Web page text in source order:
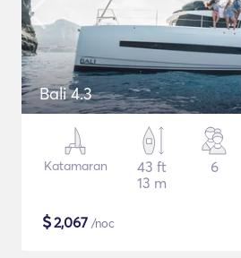
Bali 4.3
Katamaran
43 ft
13 m
6
$2,067 /noc